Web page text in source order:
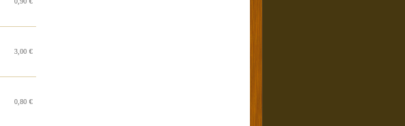
3,00 €
0,80 €